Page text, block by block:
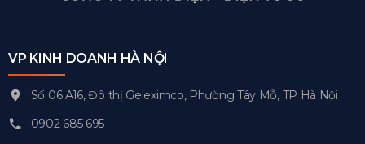
VP KINH DOANH HÀ NỘI
Số 06 A16, Đô thị Geleximco, Phường Tây Mỗ, TP Hà Nội
0902 685 695